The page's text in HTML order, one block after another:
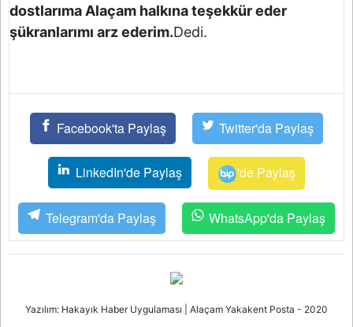
dostlarıma Alaçam halkına teşekkür eder
şükranlarımı arz ederim.Dedi.
Facebook'ta Paylaş Twitter'da Paylaş
LinkedIn'de Paylaş 'de Paylaş
Telegram'da Paylaş WhatsApp'da Paylaş
Yazılım: Hakayık Haber Uygulaması | Alaçam Yakakent Posta - 2020